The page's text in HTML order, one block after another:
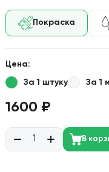
Покраска
Цена:
За 1 штуку За 1
1600 ₽
В